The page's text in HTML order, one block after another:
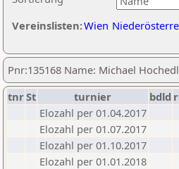
Vereinslisten:Wien
Pnr:135168 Name: Michael
tnrSt turnier bdld
Elozahl per 01.04.2017
Elozahl per 01.07.2017
Elozahl per 01.10.2017
Elozahl per 01.01.2018